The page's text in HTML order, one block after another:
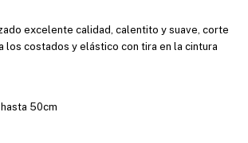
excelente calidad, calentito y suave, corte
los costados y elástico con tira en la cintura
50cm